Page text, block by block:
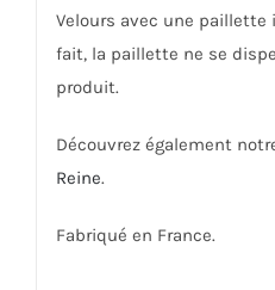
Velours avec une paillette
fait, la paillette ne se
produit.
Découvrez également
Reine.
Fabriqué en France.